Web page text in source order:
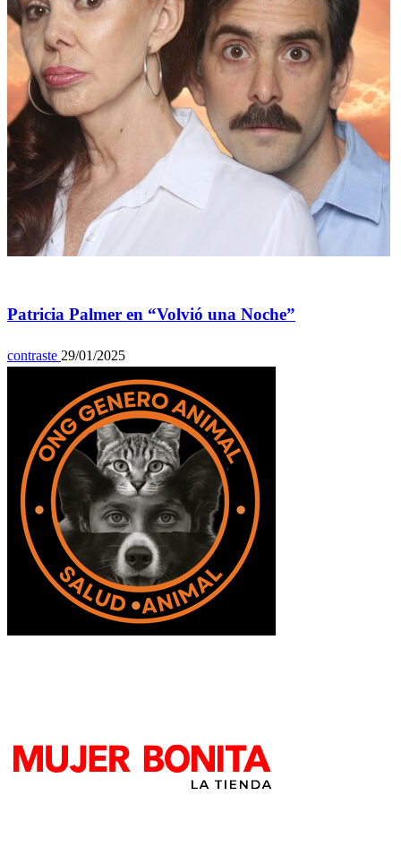
Patricia Palmer en “Volvió una Noche”
contraste 29/01/2025